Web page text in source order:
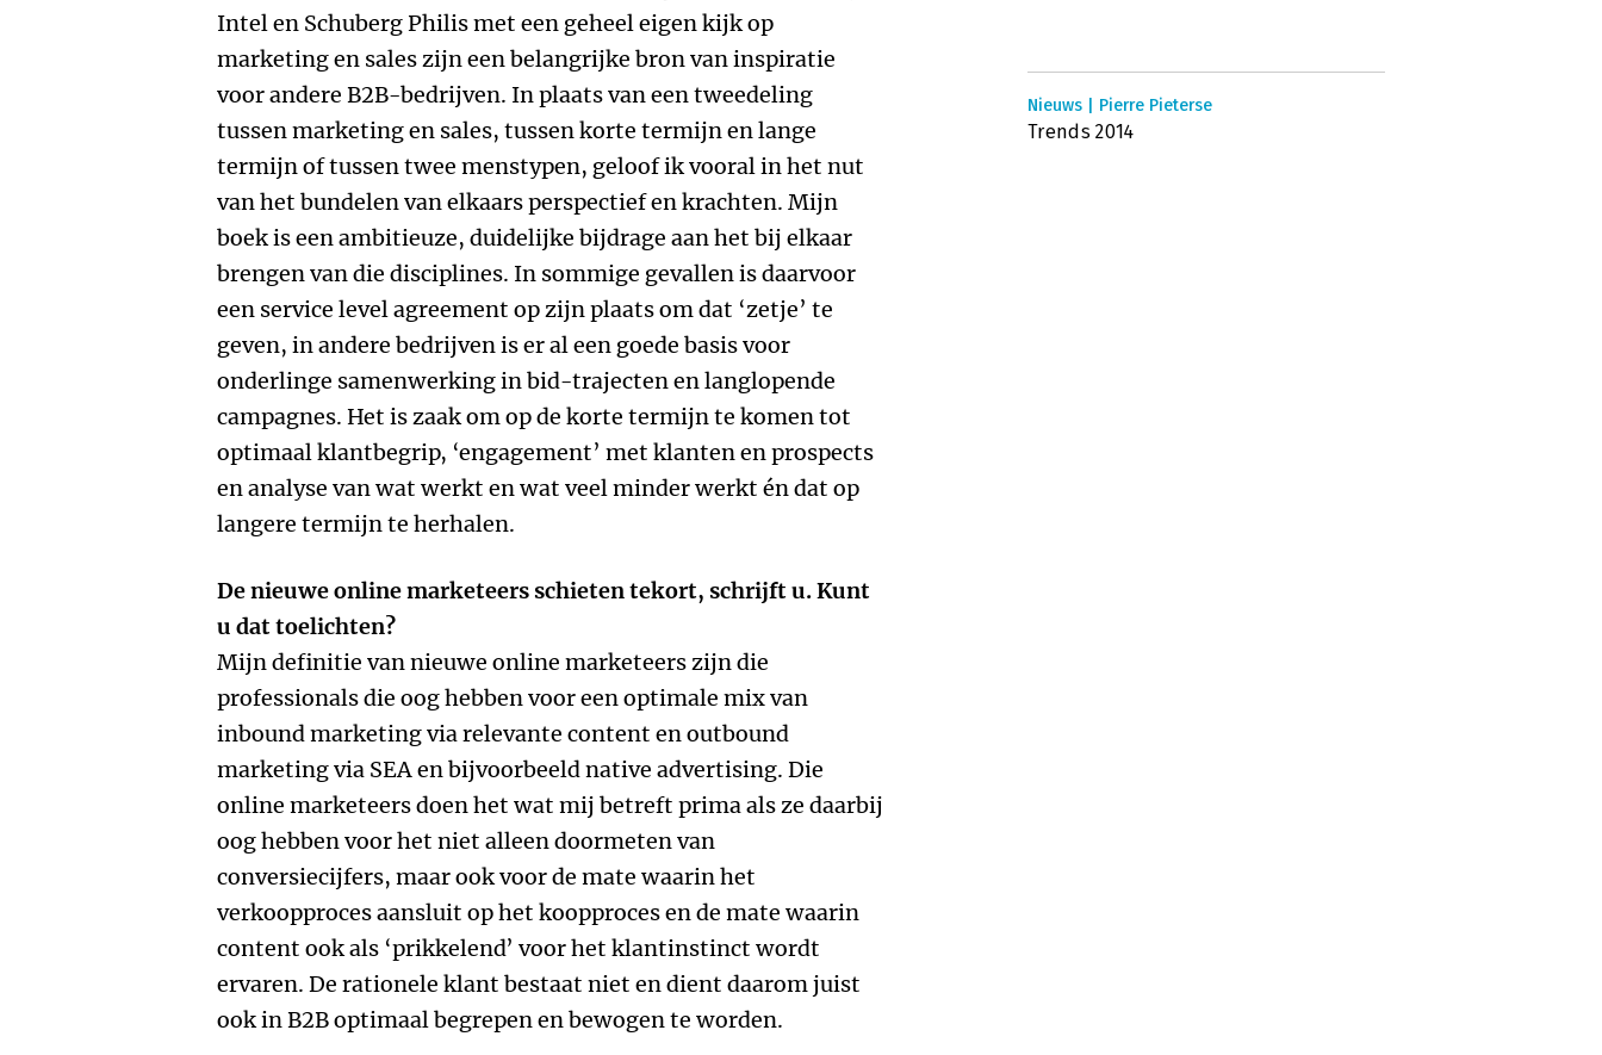
Intel en Schuberg Philis met een geheel eigen kijk op
marketing en sales zijn een belangrijke bron van inspiratie
voor andere B2B-bedrijven. In plaats van een tweedeling
tussen marketing en sales, tussen korte termijn en lange
termijn of tussen twee menstypen, geloof ik vooral in het nut
van het bundelen van elkaars perspectief en krachten. Mijn
boek is een ambitieuze, duidelijke bijdrage aan het bij elkaar
brengen van die disciplines. In sommige gevallen is daarvoor
een service level agreement op zijn plaats om dat ‘zetje’ te
geven, in andere bedrijven is er al een goede basis voor
onderlinge samenwerking in bid-trajecten en langlopende
campagnes. Het is zaak om op de korte termijn te komen tot
optimaal klantbegrip, ‘engagement’ met klanten en prospects
en analyse van wat werkt en wat veel minder werkt én dat op
langere termijn te herhalen.
De nieuwe online marketeers schieten tekort, schrijft u. Kunt
u dat toelichten?
Mijn definitie van nieuwe online marketeers zijn die
professionals die oog hebben voor een optimale mix van
inbound marketing via relevante content en outbound
marketing via SEA en bijvoorbeeld native advertising. Die
online marketeers doen het wat mij betreft prima als ze daarbij
oog hebben voor het niet alleen doormeten van
conversiecijfers, maar ook voor de mate waarin het
verkoopproces aansluit op het koopproces en de mate waarin
content ook als ‘prikkelend’ voor het klantinstinct wordt
ervaren. De rationele klant bestaat niet en dient daarom juist
ook in B2B optimaal begrepen en bewogen te worden.
Nieuws | Pierre Pieterse
Trends 2014